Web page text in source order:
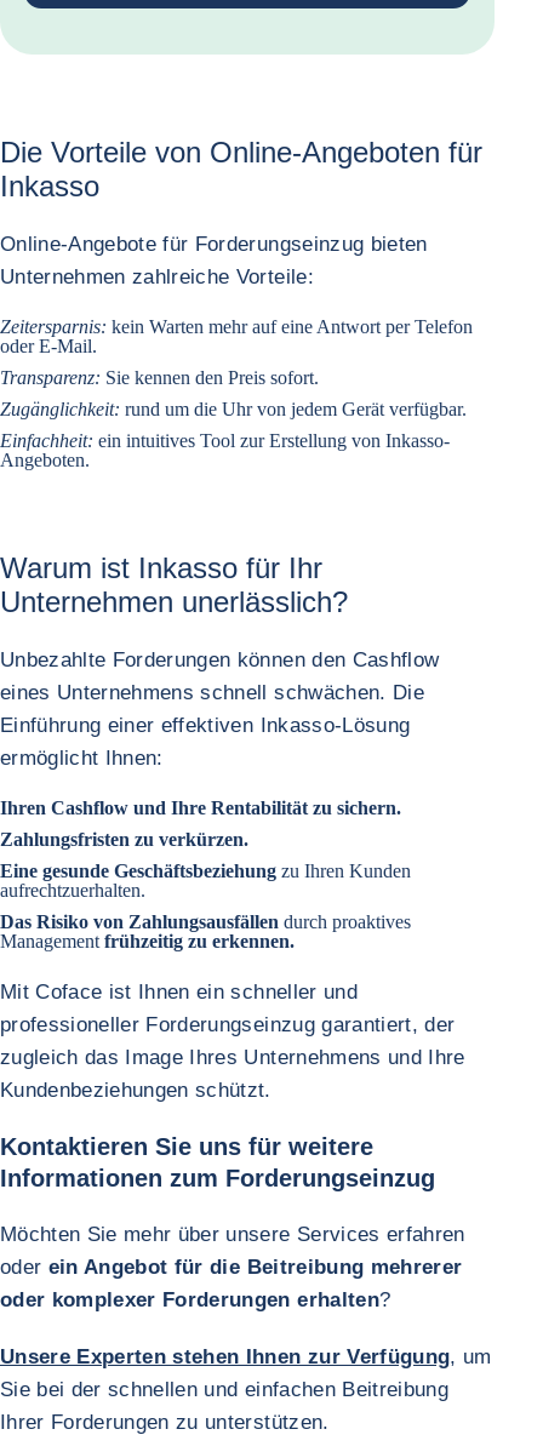
Die Vorteile von Online-Angeboten für
Inkasso
Online-Angebote für Forderungseinzug bieten
Unternehmen zahlreiche Vorteile:
Zeitersparnis: kein Warten mehr auf eine Antwort per Telefon
oder E-Mail.
Transparenz: Sie kennen den Preis sofort.
Zugänglichkeit: rund um die Uhr von jedem Gerät verfügbar.
Einfachheit: ein intuitives Tool zur Erstellung von Inkasso-
Angeboten.
Warum ist Inkasso für Ihr
Unternehmen unerlässlich?
Unbezahlte Forderungen können den Cashflow
eines Unternehmens schnell schwächen. Die
Einführung einer effektiven Inkasso-Lösung
ermöglicht Ihnen:
Ihren Cashflow und Ihre Rentabilität zu sichern.
Zahlungsfristen zu verkürzen.
Eine gesunde Geschäftsbeziehung zu Ihren Kunden
aufrechtzuerhalten.
Das Risiko von Zahlungsausfällen durch proaktives
Management frühzeitig zu erkennen.
Mit Coface ist Ihnen ein schneller und
professioneller Forderungseinzug garantiert, der
zugleich das Image Ihres Unternehmens und Ihre
Kundenbeziehungen schützt.
Kontaktieren Sie uns für weitere
Informationen zum Forderungseinzug
Möchten Sie mehr über unsere Services erfahren
oder ein Angebot für die Beitreibung mehrerer
oder komplexer Forderungen erhalten?
Unsere Experten stehen Ihnen zur Verfügung, um
Sie bei der schnellen und einfachen Beitreibung
Ihrer Forderungen zu unterstützen.